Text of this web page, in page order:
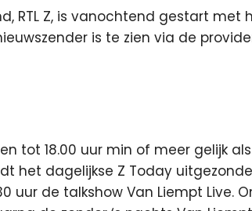
RTL Z, is vanochtend gestart met
is te zien via de
tot 18.00 uur min of meer gelijk
het dagelijkse Z Today
de talkshow Van Liempt Live.